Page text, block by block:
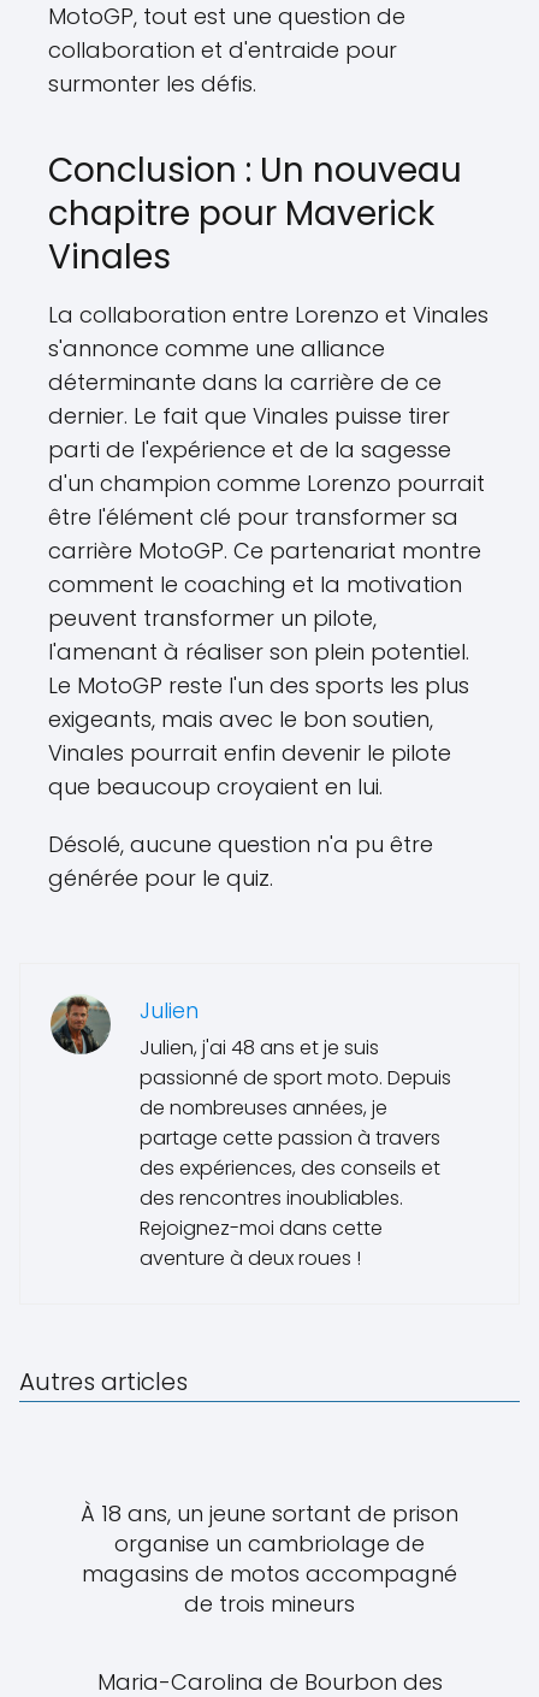
MotoGP, tout est une question de
collaboration et d'entraide pour
surmonter les défis.
Conclusion : Un nouveau
chapitre pour Maverick
Vinales
La collaboration entre Lorenzo et Vinales
s'annonce comme une alliance
déterminante dans la carrière de ce
dernier. Le fait que Vinales puisse tirer
parti de l'expérience et de la sagesse
d'un champion comme Lorenzo pourrait
être l'élément clé pour transformer sa
carrière MotoGP. Ce partenariat montre
comment le coaching et la motivation
peuvent transformer un pilote,
l'amenant à réaliser son plein potentiel.
Le MotoGP reste l'un des sports les plus
exigeants, mais avec le bon soutien,
Vinales pourrait enfin devenir le pilote
que beaucoup croyaient en lui.
Désolé, aucune question n'a pu être
générée pour le quiz.
Julien
Julien, j'ai 48 ans et je suis
passionné de sport moto. Depuis
de nombreuses années, je
partage cette passion à travers
des expériences, des conseils et
des rencontres inoubliables.
Rejoignez-moi dans cette
aventure à deux roues !
Autres articles
À 18 ans, un jeune sortant de prison
organise un cambriolage de
magasins de motos accompagné
de trois mineurs
Maria-Carolina de Bourbon des